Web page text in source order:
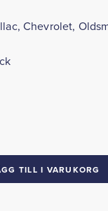
Chevrolet,
TILL I VARUKORG